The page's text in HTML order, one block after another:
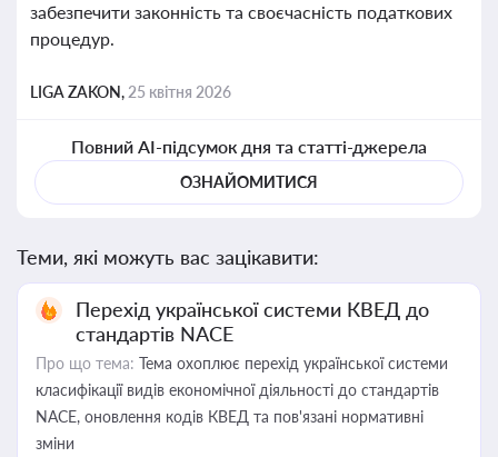
забезпечити законність та своєчасність податкових
процедур.
LIGA ZAKON, 25 квітня 2026
Повний AI-підсумок дня та статті-джерела
ОЗНАЙОМИТИСЯ
Теми, які можуть вас зацікавити:
Перехід української системи КВЕД до
стандартів NACE
Про що тема: Тема охоплює перехід української системи
класифікації видів економічної діяльності до стандартів
NACE, оновлення кодів КВЕД та пов'язані нормативні
зміни